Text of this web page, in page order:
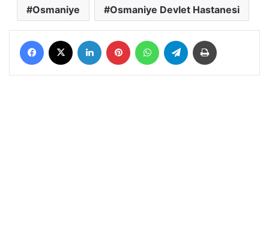
Osmaniye Osmaniye Devlet Hastanesi